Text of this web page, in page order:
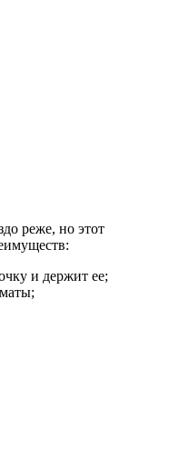
реже, но этот
и держит ее;